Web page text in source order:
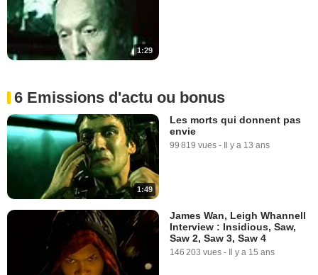
1:29
6 Emissions d'actu ou bonus
1:49
Les morts qui donnent pas
envie
99 819 vues - Il y a 13 ans
James Wan, Leigh Whannell
Interview : Insidious, Saw,
Saw 2, Saw 3, Saw 4
146 203 vues - Il y a 15 ans